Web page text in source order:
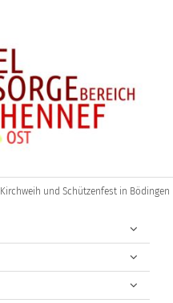
Kirchweih und Schützenfest in Bödingen